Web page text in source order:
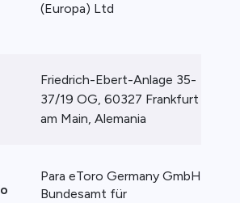
(Europa) Ltd
Friedrich-Ebert-Anlage 35-
37/19 OG, 60327 Frankfurt
am Main, Alemania
Para eToro Germany GmbH:
Bundesamt für